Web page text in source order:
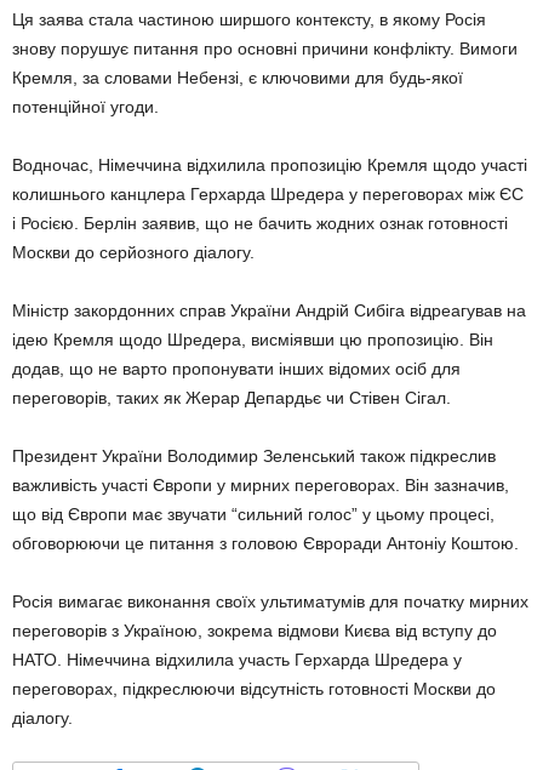
Ця заява стала частиною ширшого контексту, в якому Росія
знову порушує питання про основні причини конфлікту. Вимоги
Кремля, за словами Небензі, є ключовими для будь-якої
потенційної угоди.
Водночас, Німеччина відхилила пропозицію Кремля щодо участі
колишнього канцлера Герхарда Шредера у переговорах між ЄС
і Росією. Берлін заявив, що не бачить жодних ознак готовності
Москви до серйозного діалогу.
Міністр закордонних справ України Андрій Сибіга відреагував на
ідею Кремля щодо Шредера, висміявши цю пропозицію. Він
додав, що не варто пропонувати інших відомих осіб для
переговорів, таких як Жерар Депардьє чи Стівен Сігал.
Президент України Володимир Зеленський також підкреслив
важливість участі Європи у мирних переговорах. Він зазначив,
що від Європи має звучати “сильний голос” у цьому процесі,
обговорюючи це питання з головою Євроради Антоніу Коштою.
Росія вимагає виконання своїх ультиматумів для початку мирних
переговорів з Україною, зокрема відмови Києва від вступу до
НАТО. Німеччина відхилила участь Герхарда Шредера у
переговорах, підкреслюючи відсутність готовності Москви до
діалогу.